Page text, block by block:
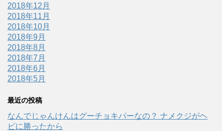
2018年12月
2018年11月
2018年10月
2018年9月
2018年8月
2018年7月
2018年6月
2018年5月
最近の投稿
なんでじゃんけんはグーチョキパーなの？ ナメクジがヘ
ビに勝ったから